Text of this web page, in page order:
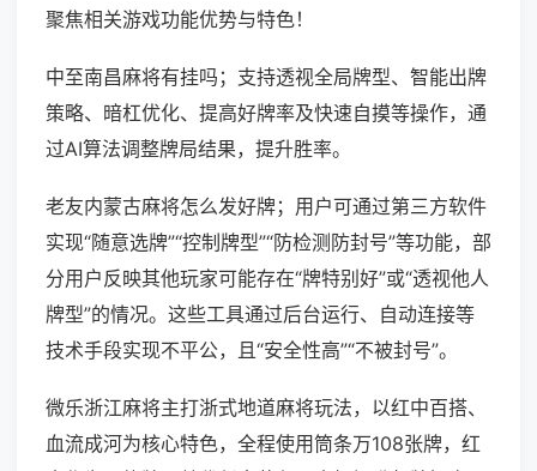
聚焦相关游戏功能优势与特色！
中至南昌麻将有挂吗；支持透视全局牌型、智能出牌
策略、暗杠优化、提高好牌率及快速自摸等操作，通
过AI算法调整牌局结果，提升胜率。
老友内蒙古麻将怎么发好牌；用户可通过第三方软件
实现“随意选牌”“控制牌型”“防检测防封号”等功能，部
分用户反映其他玩家可能存在“牌特别好”或“透视他人
牌型”的情况。这些工具通过后台运行、自动连接等
技术手段实现不平公，且“安全性高”“不被封号”。
微乐浙江麻将主打浙式地道麻将玩法，以红中百搭、
血流成河为核心特色，全程使用筒条万108张牌，红